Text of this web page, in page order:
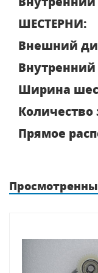
ШЕСТЕРНИ:
Внешний
Ширина
Количество
Прямое